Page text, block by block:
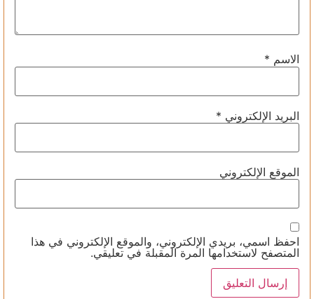
الاسم *
البريد الإلكتروني *
الموقع الإلكتروني
احفظ اسمي، بريدي الإلكتروني، والموقع الإلكتروني في هذا
المتصفح لاستخدامها المرة المقبلة في تعليقي.